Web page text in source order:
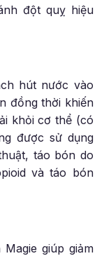
đột quỵ hiệu
hút nước vào
đồng thời khiến
khỏi cơ thể (có
được sử dụng
táo bón do
và táo bón
giúp giảm